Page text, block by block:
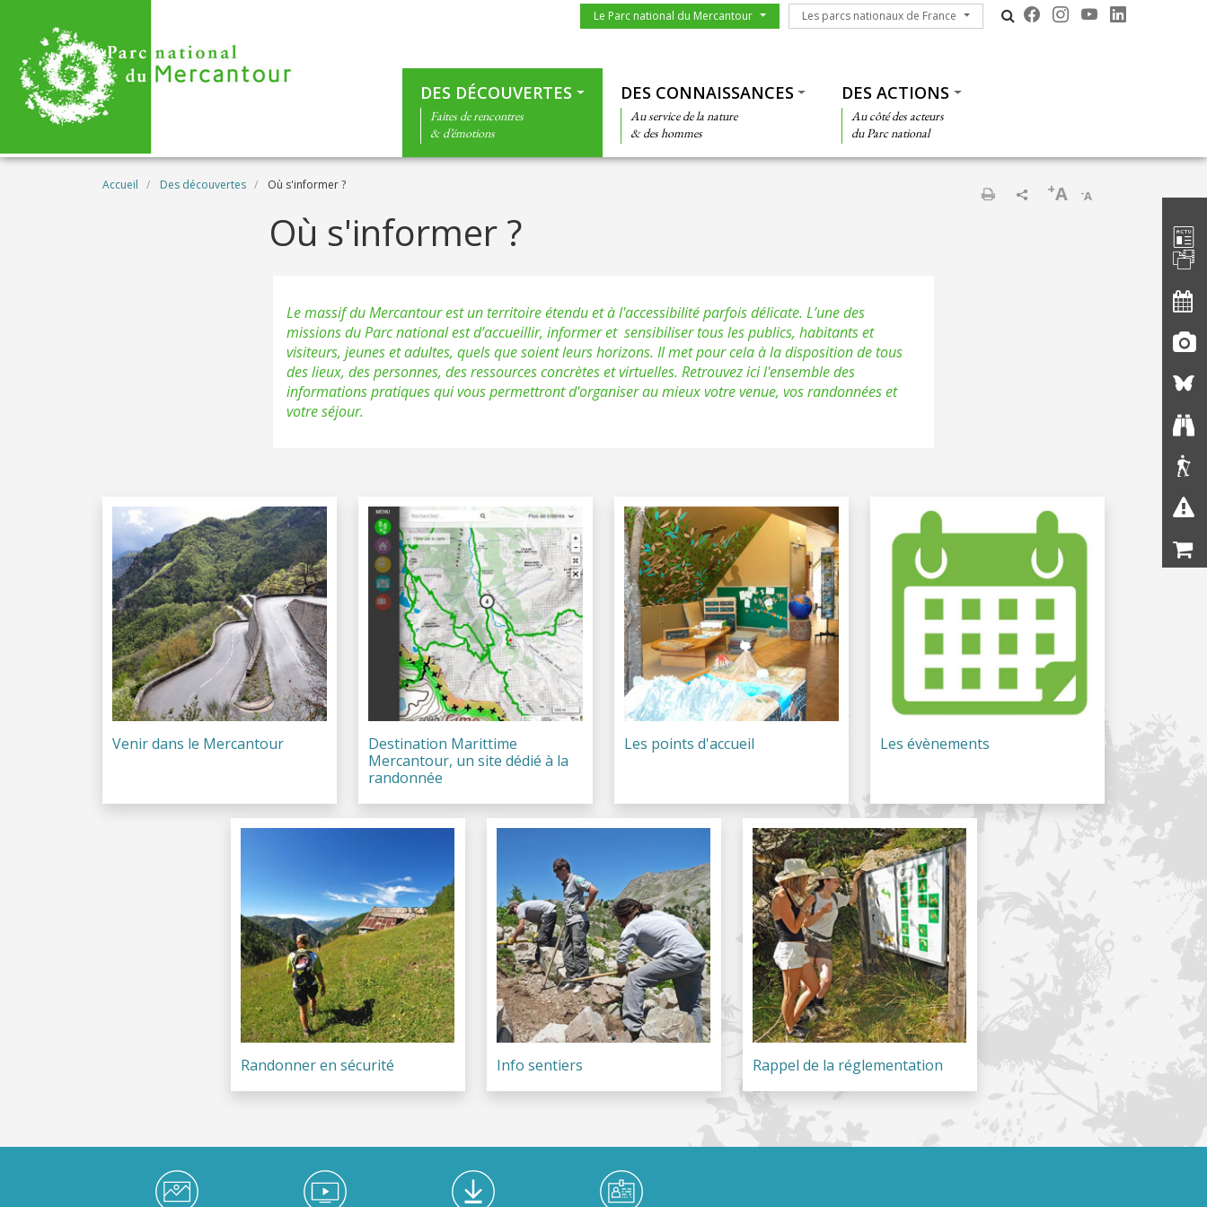
Menu du parc
Le Parc national du Mercantour Les parcs nationaux de France
Les parcs nationaux de France
DES DÉCOUVERTES
Faites de rencontres
& d’émotions
DES CONNAISSANCES
Au service de la nature
& des hommes
DES ACTIONS
Au côté des acteurs
du Parc national
Fil d'Ariane
Accueil Des découvertes Où s'informer ?
-A
+A
Où s'informer ?
Le massif du Mercantour est un territoire étendu et à l'accessibilité parfois délicate. L’une des
missions du Parc national est d’accueillir, informer et sensibiliser tous les publics, habitants et
visiteurs, jeunes et adultes, quels que soient leurs horizons. Il met pour cela à la disposition de tous
des lieux, des personnes, des ressources concrètes et virtuelles. Retrouvez ici l'ensemble des
informations pratiques qui vous permettront d'organiser au mieux votre venue, vos randonnées et
votre séjour.
Venir dans le Mercantour
Destination Marittime
Mercantour, un site dédié à la
randonnée
Les points d'accueil Les évènements
Randonner en sécurité Info sentiers Rappel de la réglementation
Médiathèque Footer